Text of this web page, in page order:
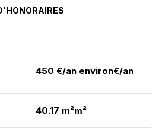
450 €/an environ€/an
40.17 m²m²